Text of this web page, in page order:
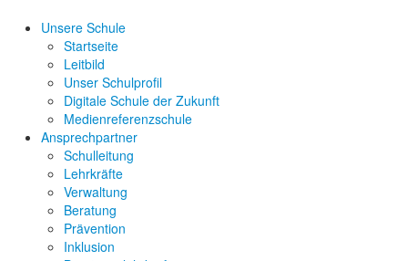
Unsere Schule
Startseite
Leitbild
Unser Schulprofil
Digitale Schule der Zukunft
Medienreferenzschule
Ansprechpartner
Schulleitung
Lehrkräfte
Verwaltung
Beratung
Prävention
Inklusion